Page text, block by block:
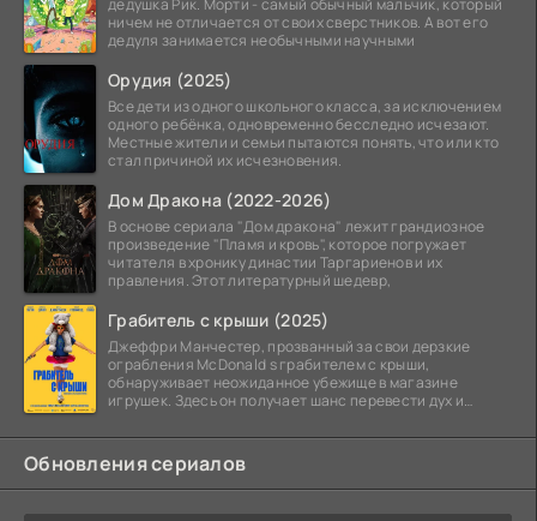
ничем не отличается от своих сверстников. А вот его
дедуля занимается необычными научными
Орудия (2025)
Все дети из одного школьного класса, за исключением
одного ребёнка, одновременно бесследно исчезают.
Местные жители и семьи пытаются понять, что или кто
стал причиной их исчезновения.
Дом Дракона (2022-2026)
В основе сериала "Дом дракона" лежит грандиозное
произведение "Пламя и кровь", которое погружает
читателя в хронику династии Таргариенов и их
правления. Этот литературный шедевр,
Грабитель с крыши (2025)
Джеффри Манчестер, прозванный за свои дерзкие
ограбления McDonald s грабителем с крыши,
обнаруживает неожиданное убежище в магазине
игрушек. Здесь он получает шанс перевести дух и
Обновления сериалов